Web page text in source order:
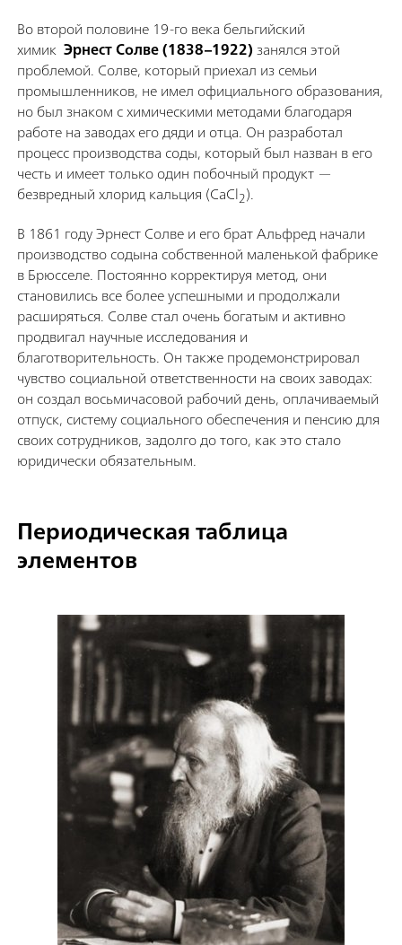
Во второй половине 19-го века бельгийский
химик Эрнест Солве (1838–1922)занялся этой
проблемой. Солве, который приехал из семьи
промышленников, не имел официального образования,
но был знаком с химическими методами благодаря
работе на заводах его дяди и отца. Он разработал
процесс производства соды, который был назван в его
честь и имеет только один побочный продукт —
безвредный хлорид кальция (CaCl2).
В 1861 году Эрнест Солве и его брат Альфред начали
производство содына собственной маленькой фабрике
в Брюсселе. Постоянно корректируя метод, они
становились все более успешными и продолжали
расширяться. Солве стал очень богатым и активно
продвигал научные исследования и
благотворительность. Он также продемонстрировал
чувство социальной ответственности на своих заводах:
он создал восьмичасовой рабочий день, оплачиваемый
отпуск, систему социального обеспечения и пенсию для
своих сотрудников, задолго до того, как это стало
юридически обязательным.
Периодическая таблица
элементов